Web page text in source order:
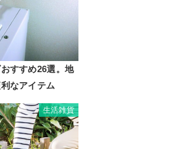
すすめ26選。地
なアイテム
生活雑貨